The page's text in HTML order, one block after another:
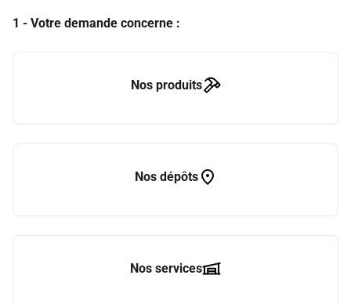
1 - Votre demande concerne :
Nos produits
Nos dépôts
Nos services